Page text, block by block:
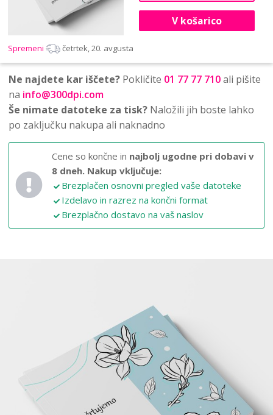
V košarico
Spremeni četrtek, 20. avgusta
Ne najdete kar iščete? Pokličite 01 77 77 710ali pišite
na info@300dpi.com
Še nimate datoteke za tisk? Naložili jih boste lahko
po zaključku nakupa ali naknadno
Cene so končne in najbolj ugodne pri dobavi v
8 dneh. Nakup vključuje:
Brezplačen osnovni pregled vaše datoteke
Izdelavo in razrez na končni format
Brezplačno dostavo na vaš naslov